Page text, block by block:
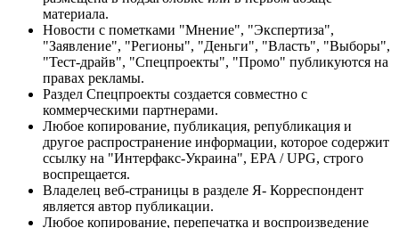
материала.
Новости с пометками "Мнение", "Экспертиза",
"Заявление", "Регионы", "Деньги", "Власть", "Выборы",
"Тест-драйв", "Спецпроекты", "Промо" публикуются на
правах рекламы.
Раздел Спецпроекты создается совместно с
коммерческими партнерами.
Любое копирование, публикация, републикация и
другое распространение информации, которое содержит
ссылку на "Интерфакс-Украина", EPA / UPG, строго
воспрещается.
Владелец веб-страницы в разделе Я- Корреспондент
является автор публикации.
Любое копирование, перепечатка и воспроизведение